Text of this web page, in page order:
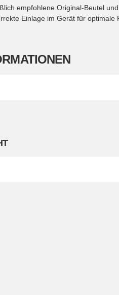
empfohlene Original-Beutel und
Einlage im Gerät für optimale